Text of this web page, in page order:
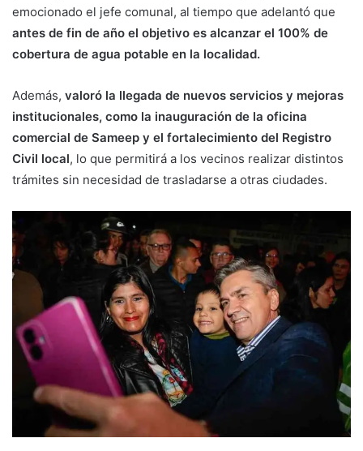
emocionado el jefe comunal, al tiempo que adelantó que
antes de fin de año el objetivo es alcanzar el 100% de
cobertura de agua potable en la localidad.
Además, valoró la llegada de nuevos servicios y mejoras
institucionales, como la inauguración de la oficina
comercial de Sameep y el fortalecimiento del Registro
Civil local, lo que permitirá a los vecinos realizar distintos
trámites sin necesidad de trasladarse a otras ciudades.